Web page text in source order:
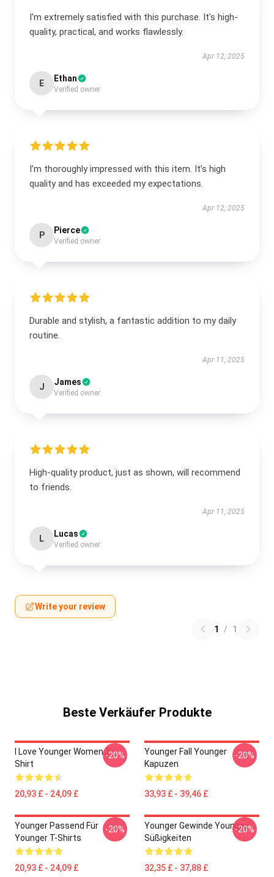
I'm extremely satisfied with this purchase. It's high-
quality, practical, and works flawlessly.
Apr 12, 2025
E Ethan
Verified owner
I’m thoroughly impressed with this item. It’s high
quality and has exceeded my expectations.
Apr 12, 2025
P Pierce
Verified owner
Durable and stylish, a fantastic addition to my daily
routine.
Apr 11, 2025
J James
Verified owner
High-quality product, just as shown, will recommend
to friends.
Apr 11, 2025
L Lucas
Verified owner
Write your review
1 / 1
Beste Verkäufer Produkte
I Love Younger Women T-
Shirt
20,93 £ - 24,09 £
-20%
Younger Fall Younger
Kapuzen
33,93 £ - 39,46 £
-20%
Younger Passend Für
Younger T-Shirts
20,93 £ - 24,09 £
-20%
Younger Gewinde Younger
Süßigkeiten
32,35 £ - 37,88 £
-20%